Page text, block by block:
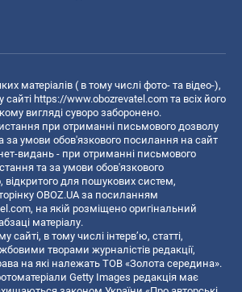
матеріалів ( в тому числі фото- та відео-),
сайті https://www.obozrevatel.com та всіх його
вигляді суворо заборонено.
при отриманні письмового дозволу
за умови обов'язкового посилання на сайт
видань - при отриманні письмового
та за умови обов'язкового
для пошукових систем,
OBOZ.UA за посиланням
, на якій розміщено оригінальний
матеріалу.
сайті, в тому числі інтерв’ю, статті,
творами журналістів редакції,
на які належать ТОВ «Золота середина».
Getty Images редакція має